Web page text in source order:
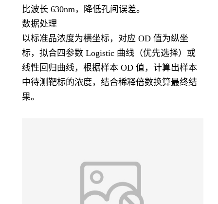
比波长 630nm，降低孔间误差。
数据处理
以标准品浓度为横坐标，对应 OD 值为纵坐
标，拟合四参数 Logistic 曲线（优先选择）或
线性回归曲线，根据样本 OD 值，计算出样本
中待测靶标的浓度，结合稀释倍数换算最终结
果。